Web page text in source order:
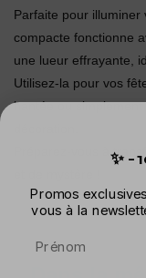
Parfaite pour
compacte fonctionne
une lueur effrayante,
Utilisez-la pour vos
hantée ou
Préparez-vous à✨ -
Promos
vous à la